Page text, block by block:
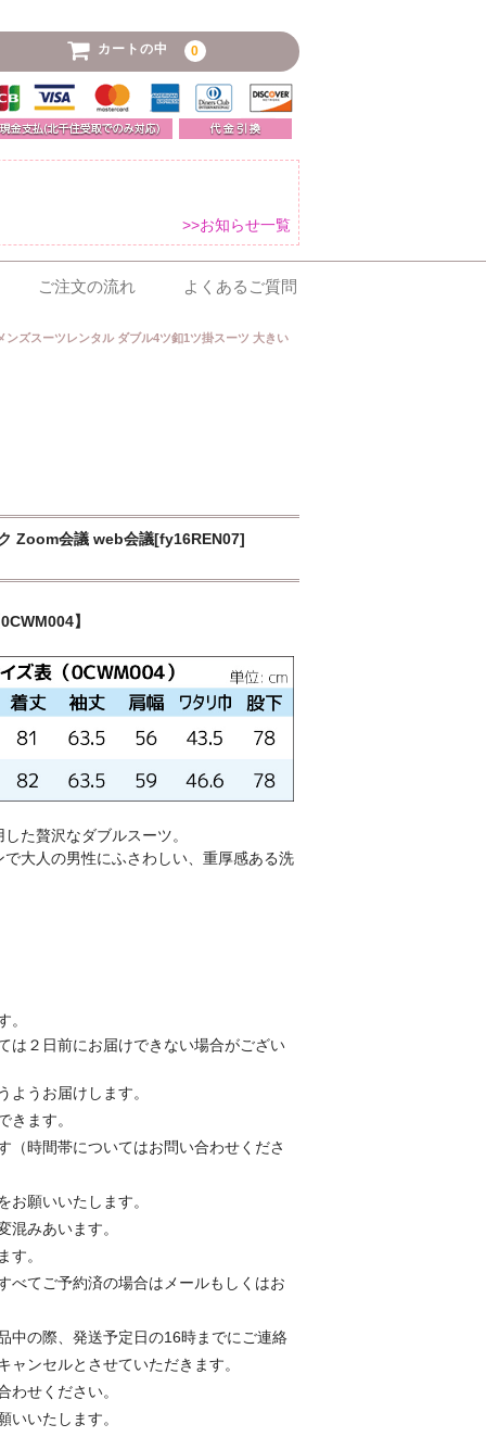
カートの中 0
>>お知らせ一覧
ご注文の流れ よくあるご質問
ンズスーツレンタル ダブル4ツ釦1ツ掛スーツ 大きい
Zoom会議 web会議[fy16REN07]
】
た贅沢なダブルスーツ。
大人の男性にふさわしい、重厚感ある洗
。
は２日前にお届けできない場合がござい
ようお届けします。
きます。
（時間帯についてはお問い合わせくださ
お願いいたします。
混みあいます。
す。
べてご予約済の場合はメールもしくはお
中の際、発送予定日の16時までにご連絡
ンセルとさせていただきます。
わせください。
いいたします。